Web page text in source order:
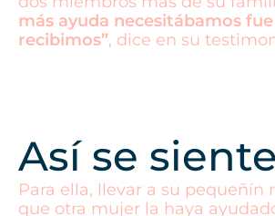
más ayuda necesitábamos
recibimos”, dice en su
Así se
Para ella, llevar a su
que otra mujer la haya